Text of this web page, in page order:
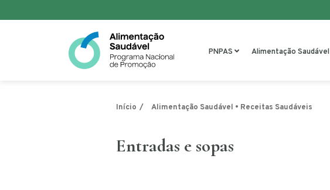
PNPAS Alimentação Saudável
Início Alimentação Saudável • Receitas Saudáveis
Entradas e sopas